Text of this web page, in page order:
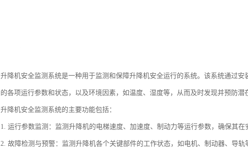
升降机安全监测系统是一种用于监测和保障升降机安全运行的系统。该系统通过
的各项运行参数和状态，以及环境因素，如温度、湿度等，从而及时发现并预防潜
升降机安全监测系统的主要功能包括：
1. 运行参数监测：监测升降机的电梯速度、加速度、制动力等运行参数，确保其在
2. 故障检测与预警：监测升降机各个关键部件的工作状态，如电机、制动器、导